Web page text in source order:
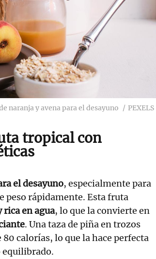
naranja y avena para el desayuno PEXELS
tropical con
el desayuno, especialmente para
peso rápidamente. Esta fruta
rica en agua, lo que la convierte en
. Una taza de piña en trozos
calorías, lo que la hace perfecta
equilibrado.